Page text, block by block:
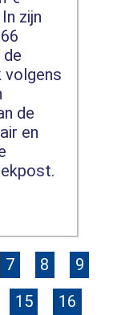
zijn
volgens
de
en
7 8
9
15
16